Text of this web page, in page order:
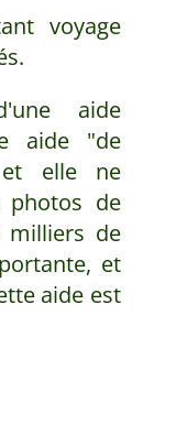
voyage
aide
aide "de
et elle ne
photos de
milliers de
et
aide est